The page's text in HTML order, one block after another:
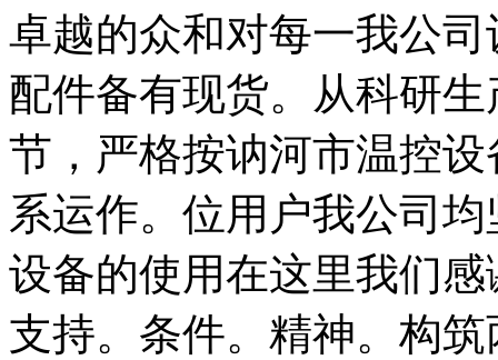
卓越的众和对每一我公
配件备有现货。从科研
节，严格按讷河市温控设
系运作。位用户我公司
设备的使用在这里我们
支持。条件。精神。构